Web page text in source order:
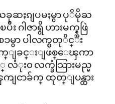
ဆႏၵျပမႈမွာ ပုိမိုႀ
ဂါဇာရွိ ဟားမက္စ္အဖြဲ
မွာ ပါလက္စတုိင္း
က္ျခင္းျဖစ္ေၾကာ
း၀ လက္ခံသြားမည္မ
ာခ်က္ ထုတ္ျပန္ထား